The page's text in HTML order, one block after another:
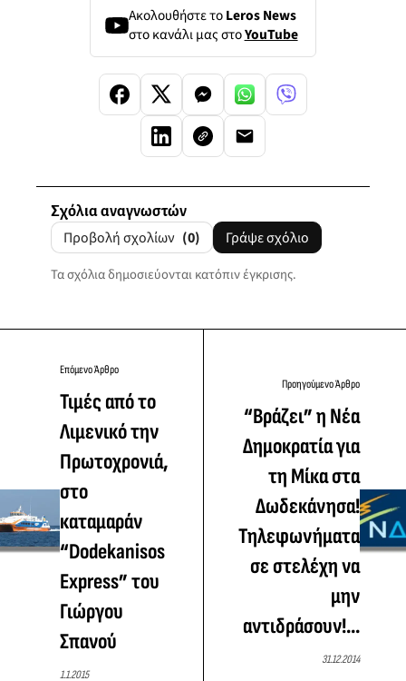
Ακολουθήστε τοLeros News
στο κανάλι μας στοYouTube
Σχόλια αναγνωστών
Προβολή σχολίων (0) Γράψε σχόλιο
Τα σχόλια δημοσιεύονται κατόπιν έγκρισης.
Επόμενο Άρθρο
Τιμές από το
Λιμενικό την
Πρωτοχρονιά,
στο
καταμαράν
“Dodekanisos
Express” του
Γιώργου
Σπανού
1.1.2015
Προηγούμενο Άρθρο
“Βράζει” η Νέα
Δημοκρατία για
τη Μίκα στα
Δωδεκάνησα!
Τηλεφωνήματα
σε στελέχη να
μην
αντιδράσουν!...
31.12.2014